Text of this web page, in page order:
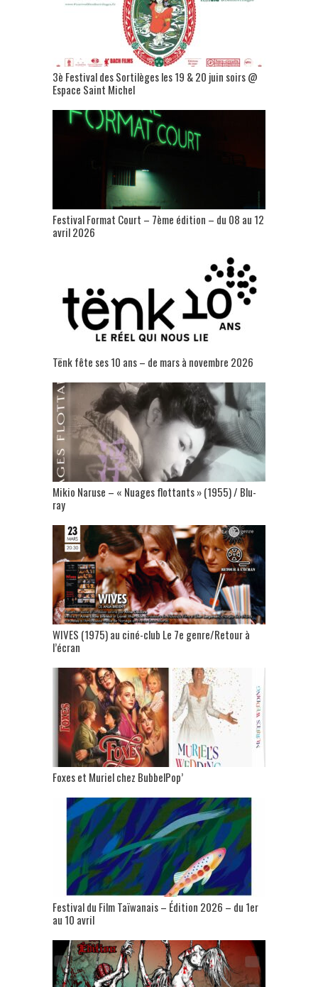
3è Festival des Sortilèges les 19 & 20 juin soirs @
Espace Saint Michel
Festival Format Court – 7ème édition – du 08 au 12
avril 2026
Tënk fête ses 10 ans – de mars à novembre 2026
Mikio Naruse – « Nuages flottants » (1955) / Blu-
ray
WIVES (1975) au ciné-club Le 7e genre/Retour à
l’écran
Foxes et Muriel chez BubbelPop’
Festival du Film Taïwanais – Édition 2026 – du 1er
au 10 avril